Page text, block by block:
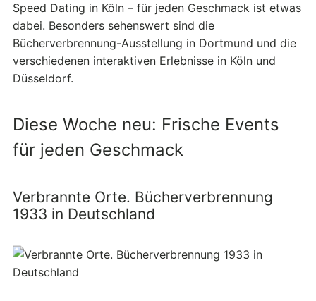
Speed Dating in Köln – für jeden Geschmack ist etwas
dabei. Besonders sehenswert sind die
Bücherverbrennung-Ausstellung in Dortmund und die
verschiedenen interaktiven Erlebnisse in Köln und
Düsseldorf.
Diese Woche neu: Frische Events
für jeden Geschmack
Verbrannte Orte. Bücherverbrennung
1933 in Deutschland